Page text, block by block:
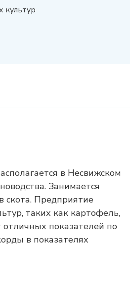
культур
в Несвижском
Занимается
скота. Предприятие
таких как картофель,
отличных показателей по
в показателях